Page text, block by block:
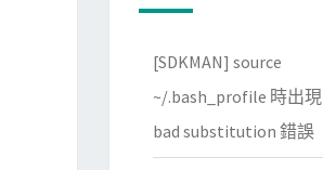
[SDKMAN] source
~/.bash_profile 時出現
bad substitution 錯誤